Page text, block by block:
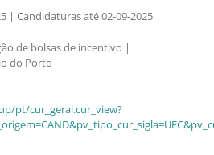
| Candidaturas até 02-09-2025
de bolsas de incentivo |
do Porto
pt/cur_geral.cur_view?